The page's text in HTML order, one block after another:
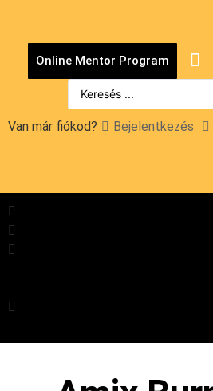
Online Mentor Program
Van már fiókod? Bejelentkezés